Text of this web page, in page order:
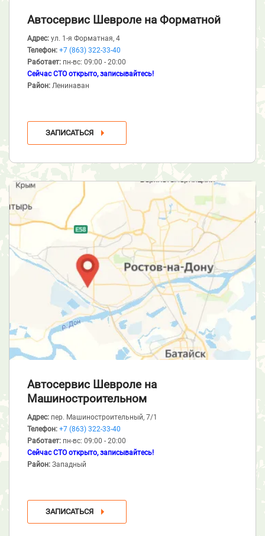
Автосервис Шевроле на Форматной
Адрес: ул. 1-я Форматная, 4
Телефон: +7 (863) 322-33-40
Работает: пн-вс: 09:00 - 20:00
Сейчас СТО открыто, записывайтесь!
Район: Ленинаван
ЗАПИСАТЬСЯ
Автосервис Шевроле на
Машиностроительном
Адрес: пер. Машиностроительный, 7/1
Телефон: +7 (863) 322-33-40
Работает: пн-вс: 09:00 - 20:00
Сейчас СТО открыто, записывайтесь!
Район: Западный
ЗАПИСАТЬСЯ